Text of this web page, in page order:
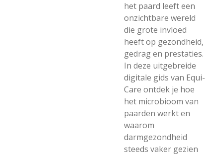
het paard leeft een
onzichtbare wereld
die grote invloed
heeft op gezondheid,
gedrag en prestaties.
In deze uitgebreide
digitale gids van Equi-
Care ontdek je hoe
het microbioom van
paarden werkt en
waarom
darmgezondheid
steeds vaker gezien